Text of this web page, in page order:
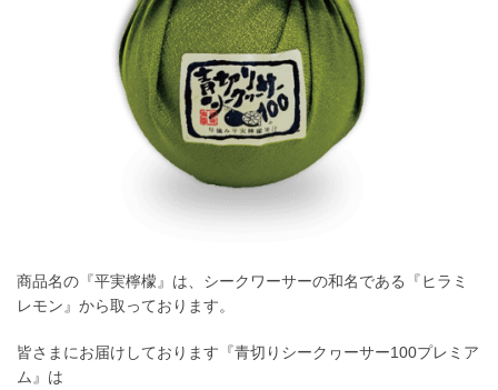
商品名の『平実檸檬』は、シークワーサーの和名である『ヒラミ
レモン』から取っております。
皆さまにお届けしております『青切りシークヮーサー100プレミア
ム』は